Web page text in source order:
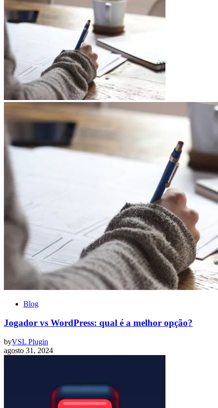
Blog
Jogador vs WordPress: qual é a melhor opção?
byVSL Plugin
agosto 31, 2024